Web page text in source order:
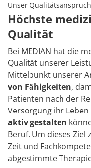
HTS & Cochlea
Long Covid
Onkologie
Pneumologie
Rheumatologie
Über MEDIAN
Presse
Blog
Karriere
Unser Qualitätsanspruch
Höchste
Qualität
Bei MEDIAN hat die
Qualität unserer
Mittelpunkt unserer
von Fähigkeiten,
Patienten nach der
Versorgung ihr Leben
aktiv gestalten
Beruf. Um dieses Ziel
Zeit und
abgestimmte